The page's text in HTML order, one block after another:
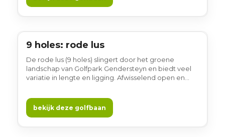
Brabantse sfeer.
9 holes
9 holes: rode lus
De rode lus (9 holes) slingert door het groene
landschap van Golfpark Gendersteyn en biedt veel
variatie in lengte en ligging. Afwisselend open en
rustig kunt golfen en het landschap echt beleeft —
gewoon gezellig.
bekijk deze golfbaan